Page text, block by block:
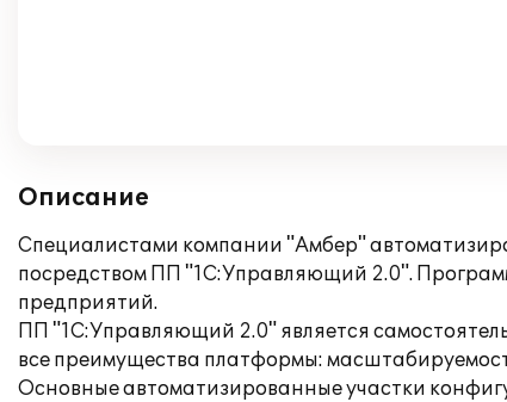
Описание
Специалистами компании "Амбер"
посредством ПП "1С:Управляющий 2.0".
предприятий.
ПП "1С:Управляющий 2.0" является
все преимущества платформы:
Основные автоматизированные участки